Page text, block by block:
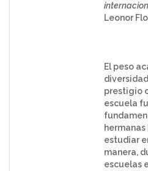
Leonor
El peso
prestigio
escuela
estudiar
manera,
escuelas